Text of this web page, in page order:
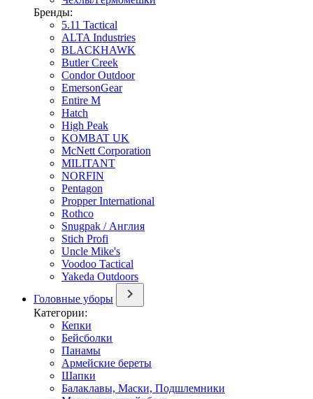
Бренды:
5.11 Tactical
ALTA Industries
BLACKHAWK
Butler Creek
Condor Outdoor
EmersonGear
Entire M
Hatch
High Peak
KOMBAT UK
McNett Corporation
MILITANT
NORFIN
Pentagon
Propper International
Rothco
Snugpak / Англия
Stich Profi
Uncle Mike's
Voodoo Tactical
Yakeda Outdoors
Головные уборы
Категории:
Кепки
Бейсболки
Панамы
Армейские береты
Шапки
Балаклавы, Маски, Подшлемники